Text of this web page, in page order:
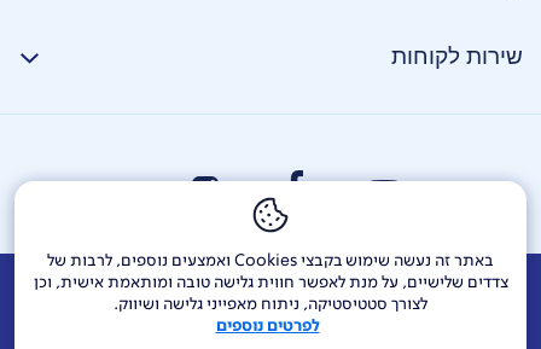
באתר זה נעשה שימוש בקבצי Cookies ואמצעים נוספים, לרבות של
צדדים שלישיים, על מנת לאפשר חווית גלישה טובה ומותאמת אישית, וכן
לצורך סטטיסטיקה, ניתוח מאפייני גלישה ושיווק.
לפרטים נוספים
שירות לקוחות
אודות דרושים צור קשר Investor Relations
הודעות חברה
מוקדי שירות ופניות ציבור
144 בזק בינלאומי